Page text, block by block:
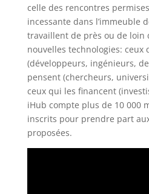
celle des rencontres
incessante dans l’immeuble
travaillent de près ou de loin
nouvelles technologies: ceux
(développeurs, ingénieurs,
pensent (chercheurs,
ceux qui les financent
iHub compte plus de 10 000
inscrits pour prendre part
proposées.